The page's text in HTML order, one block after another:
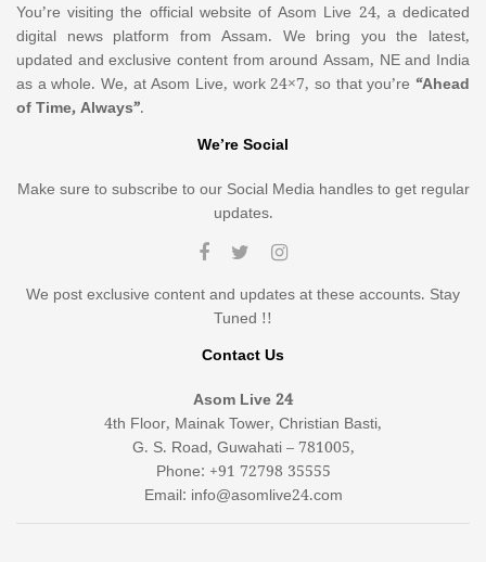
You’re visiting the official website of Asom Live 24, a dedicated
digital news platform from Assam. We bring you the latest,
updated and exclusive content from around Assam, NE and India
as a whole. We, at Asom Live, work 24×7, so that you’re “Ahead
of Time, Always”.
We’re Social
Make sure to subscribe to our Social Media handles to get regular
updates.
We post exclusive content and updates at these accounts. Stay
Tuned !!
Contact Us
Asom Live 24
4th Floor, Mainak Tower, Christian Basti,
G. S. Road, Guwahati – 781005,
Phone: +91 72798 35555
Email: info@asomlive24.com